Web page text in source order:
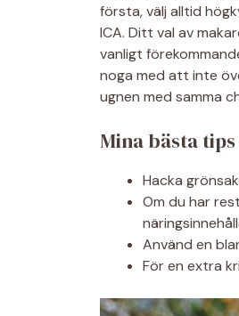
första, välj alltid
ICA. Ditt val av
vanligt
noga med att inte
ugnen med samma
Mina bästa
Hacka
Om du har
Använd en
För en extra